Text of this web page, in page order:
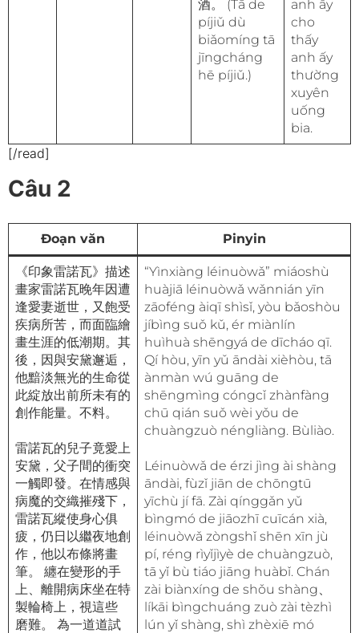
酒。 (Tā de
píjiǔ dù
biǎomíng tā
jīngcháng
hē píjiǔ.)
anh ấy
cho
thấy
anh ấy
thường
xuyên
uống
bia.
[/read]
Câu 2
Đoạn văn Pinyin
《印象雷諾瓦》描述
畫家雷諾瓦晚年因遭
逢愛妻逝世，又飽受
疾病所苦，而面臨繪
畫生涯的低潮期。其
後，因與安黛邂逅，
他黯淡無光的生命從
此綻放出前所未有的
創作能量。不料。
雷諾瓦的兒子竟愛上
安黛，父子間的衝突
一觸即發。在情感與
病魔的交織摧殘下，
雷諾瓦縱使身心俱
疲，仍日以繼夜地創
作，他以布條將畫
筆。 纏在變形的手
上、離開病床坐在特
製輪椅上，視這些
磨難。 為一道道試
“Yìnxiàng léinuòwǎ” miáoshù
huàjiā léinuòwǎ wǎnnián yīn
zāoféng àiqī shìsǐ, yòu bǎoshòu
jíbìng suǒ kǔ, ér miànlín
huìhuà shēngyá de dīcháo qī.
Qí hòu, yīn yǔ āndài xièhòu, tā
ànmàn wú guāng de
shēngmìng cóngcǐ zhànfàng
chū qián suǒ wèi yǒu de
chuàngzuò néngliàng. Bùliào.
Léinuòwǎ de érzi jìng ài shàng
āndài, fùzǐ jiān de chōngtū
yīchù jí fā. Zài qínggǎn yǔ
bìngmó de jiāozhī cuīcán xià,
léinuòwǎ zòngshǐ shēn xīn jù
pí, réng rìyǐjìyè de chuàngzuò,
tā yǐ bù tiáo jiāng huàbǐ. Chán
zài biànxíng de shǒu shàng、
líkāi bìngchuáng zuò zài tèzhì
lún yǐ shàng, shì zhèxiē mó